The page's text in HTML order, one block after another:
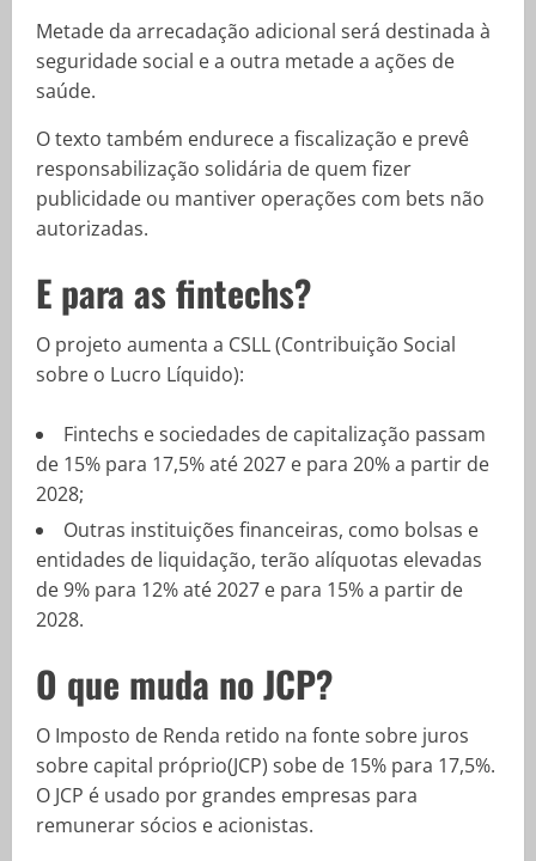
Metade da arrecadação adicional será destinada à
seguridade social e a outra metade a ações de
saúde.
O texto também endurece a fiscalização e prevê
responsabilização solidária de quem fizer
publicidade ou mantiver operações com bets não
autorizadas.
E para as fintechs?
O projeto aumenta a CSLL (Contribuição Social
sobre o Lucro Líquido):
Fintechs e sociedades de capitalização passam
de 15% para 17,5% até 2027 e para 20% a partir de
2028;
Outras instituições financeiras, como bolsas e
entidades de liquidação, terão alíquotas elevadas
de 9% para 12% até 2027 e para 15% a partir de
2028.
O que muda no JCP?
O Imposto de Renda retido na fonte sobre juros
sobre capital próprio(JCP) sobe de 15% para 17,5%.
O JCP é usado por grandes empresas para
remunerar sócios e acionistas.